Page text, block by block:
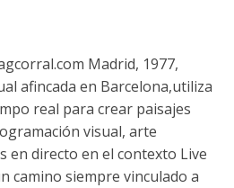
Madrid, 1977,
afincada en Barcelona,utiliza
real para crear paisajes
visual, arte
en directo en el contexto Live
camino siempre vinculado a